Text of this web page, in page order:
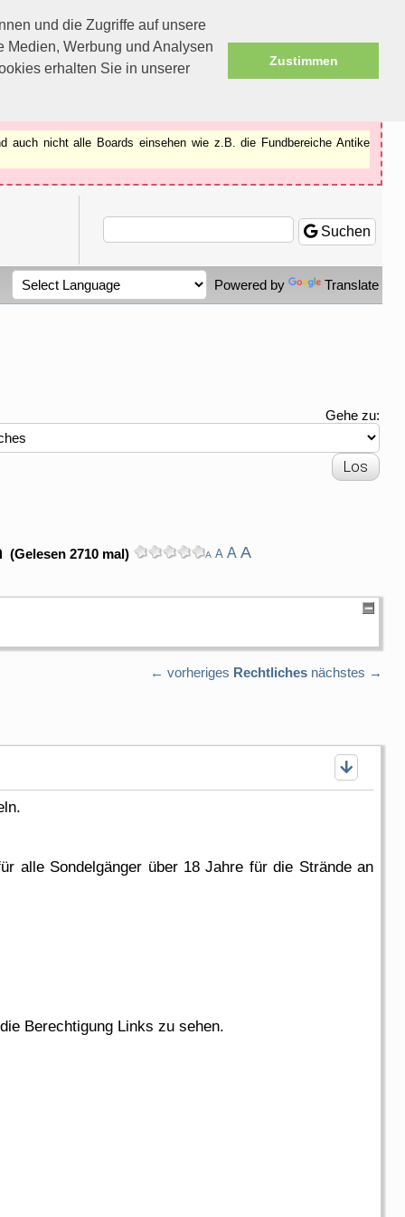
und die Zugriffe auf unsere
Medien, Werbung und Analysen
erhalten Sie in unserer
Zustimmen
auch nicht alle Boards einsehen wie z.B. die Fundbereiche Antike
Suchen
Powered by Translate
Gehe zu:
(Gelesen 2710 mal) A A A A
← vorheriges Rechtliches nächstes →
alle Sondelgänger über 18 Jahre für die Strände an
Berechtigung Links zu sehen.